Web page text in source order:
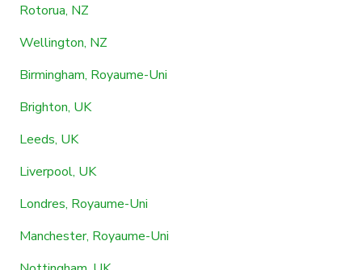
Rotorua, NZ
Wellington, NZ
Birmingham, Royaume-Uni
Brighton, UK
Leeds, UK
Liverpool, UK
Londres, Royaume-Uni
Manchester, Royaume-Uni